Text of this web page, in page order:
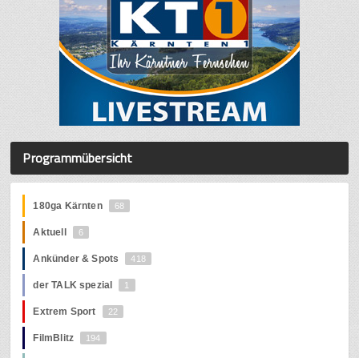
Programmübersicht
180ga Kärnten 68
Aktuell 6
Ankünder & Spots 418
der TALK spezial 1
Extrem Sport 22
FilmBlitz 194